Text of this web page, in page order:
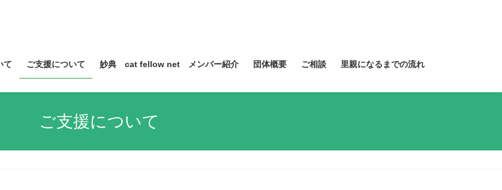
て ご支援について 妙典 cat fellow net メンバー紹介 団体概要 ご相談 里親になるまでの流れ
ご支援について